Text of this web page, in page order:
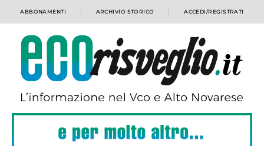
ABBONAMENTI ARCHIVIO STORICO ACCEDI/REGISTRATI